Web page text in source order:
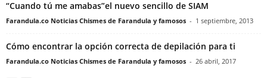
“Cuando tú me amabas”el nuevo sencillo de SIAM
Farandula.co Noticias Chismes de Farandula y famosos - 1 septiembre, 2013
Cómo encontrar la opción correcta de depilación para ti
Farandula.co Noticias Chismes de Farandula y famosos - 26 abril, 2017